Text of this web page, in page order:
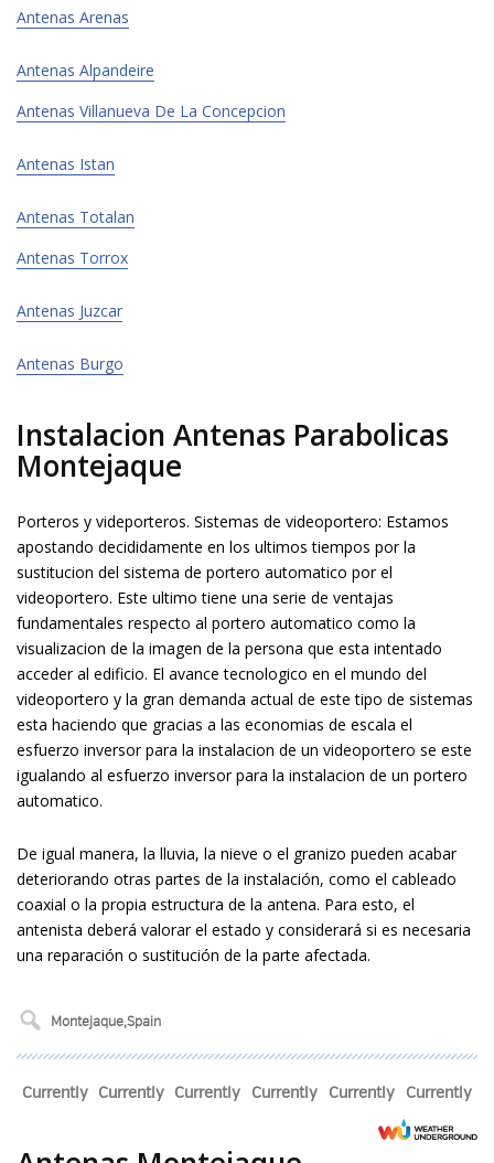
Antenas Arenas
Antenas Alpandeire
Antenas Villanueva De La Concepcion
Antenas Istan
Antenas Totalan
Antenas Torrox
Antenas Juzcar
Antenas Burgo
Instalacion Antenas Parabolicas
Montejaque
Porteros y videporteros. Sistemas de videoportero: Estamos
apostando decididamente en los ultimos tiempos por la
sustitucion del sistema de portero automatico por el
videoportero. Este ultimo tiene una serie de ventajas
fundamentales respecto al portero automatico como la
visualizacion de la imagen de la persona que esta intentado
acceder al edificio. El avance tecnologico en el mundo del
videoportero y la gran demanda actual de este tipo de sistemas
esta haciendo que gracias a las economias de escala el
esfuerzo inversor para la instalacion de un videoportero se este
igualando al esfuerzo inversor para la instalacion de un portero
automatico.
De igual manera, la lluvia, la nieve o el granizo pueden acabar
deteriorando otras partes de la instalación, como el cableado
coaxial o la propia estructura de la antena. Para esto, el
antenista deberá valorar el estado y considerará si es necesaria
una reparación o sustitución de la parte afectada.
Currently Currently Currently Currently Currently Currently